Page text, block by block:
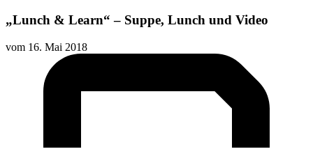
„Lunch & Learn“ – Suppe, Lunch und Video
vom 16. Mai 2018